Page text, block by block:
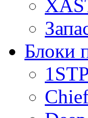
Блоки